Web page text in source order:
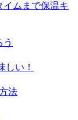
ムまで保温キ
しい！
法